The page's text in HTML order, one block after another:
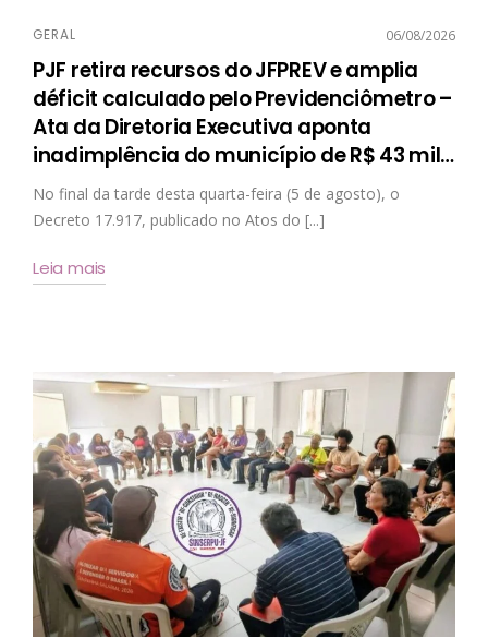
GERAL 06/08/2026
PJF retira recursos do JFPREV e amplia
déficit calculado pelo Previdenciômetro –
Ata da Diretoria Executiva aponta
inadimplência do município de R$ 43 mil…
No final da tarde desta quarta-feira (5 de agosto), o
Decreto 17.917, publicado no Atos do [...]
Leia mais